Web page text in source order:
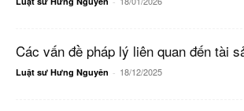
Các vấn đề pháp lý liên quan đến tài
Luật sư Hưng Nguyên - 18/12/2025